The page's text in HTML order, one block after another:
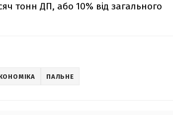
тонн ДП, або 10% від загального
ПАЛЬНЕ